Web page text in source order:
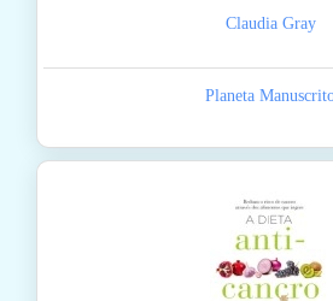
Claudia Gray
Planeta